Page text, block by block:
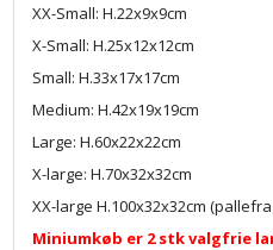
XX-Small: H.22x9x9cm
X-Small: H.25x12x12cm
Small: H.33x17x17cm
Medium: H.42x19x19cm
Large: H.60x22x22cm
X-large: H.70x32x32cm
XX-large H.100x32x32cm
Miniumkøb er 2 stk valgfrie